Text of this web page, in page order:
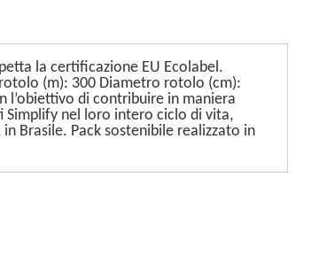
la certificazione EU Ecolabel.
(m): 300 Diametro rotolo (cm):
l’obiettivo di contribuire in maniera
Simplify nel loro intero ciclo di vita,
Brasile. Pack sostenibile realizzato in